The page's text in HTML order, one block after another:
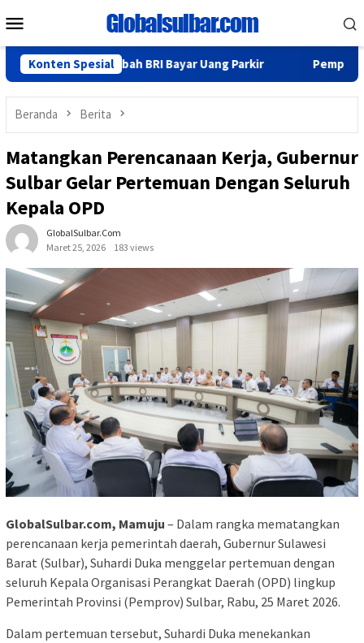
ke
Mobile
Konten Spesial
Nasabah BRI Bayar Uang Parkir Pemprov Sulbar
Beranda Berita
Matangkan Perencanaan Kerja, Gubernur
Sulbar Gelar Pertemuan Dengan Seluruh
Kepala OPD
GlobalSulbar.com
Maret 25, 2026
183 views
GlobalSulbar.com, Mamuju – Dalam rangka mematangkan
perencanaan kerja pemerintah daerah, Gubernur Sulawesi
Barat (Sulbar), Suhardi Duka menggelar pertemuan dengan
seluruh Kepala Organisasi Perangkat Daerah (OPD) lingkup
Pemerintah Provinsi (Pemprov) Sulbar, Rabu, 25 Maret 2026.
Dalam pertemuan tersebut, Suhardi Duka menekankan